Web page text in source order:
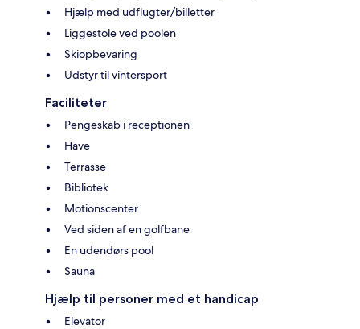
Hjælp med udflugter/billetter
Liggestole ved poolen
Skiopbevaring
Udstyr til vintersport
Faciliteter
Pengeskab i receptionen
Have
Terrasse
Bibliotek
Motionscenter
Ved siden af en golfbane
En udendørs pool
Sauna
Hjælp til personer med et handicap
Elevator